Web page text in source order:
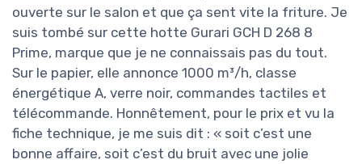
ouverte sur le salon et que ça sent vite la friture. Je
suis tombé sur cette hotte Gurari GCH D 268 8
Prime, marque que je ne connaissais pas du tout.
Sur le papier, elle annonce 1000 m³/h, classe
énergétique A, verre noir, commandes tactiles et
télécommande. Honnêtement, pour le prix et vu la
fiche technique, je me suis dit : « soit c’est une
bonne affaire, soit c’est du bruit avec une jolie